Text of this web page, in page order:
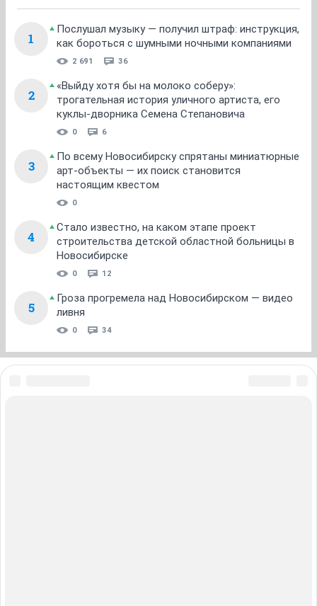
1
Послушал музыку — получил штраф: инструкция,
как бороться с шумными ночными компаниями
2 691 36
2
«Выйду хотя бы на молоко соберу»:
трогательная история уличного артиста, его
куклы-дворника Семена Степановича
0 6
3
По всему Новосибирску спрятаны миниатюрные
арт-объекты — их поиск становится
настоящим квестом
0
4
Стало известно, на каком этапе проект
строительства детской областной больницы в
Новосибирске
0 12
5
Гроза прогремела над Новосибирском — видео
ливня
0 34